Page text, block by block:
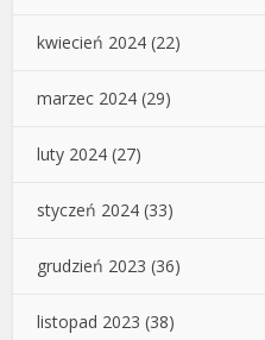
kwiecień 2024 (22)
marzec 2024 (29)
luty 2024 (27)
styczeń 2024 (33)
grudzień 2023 (36)
listopad 2023 (38)